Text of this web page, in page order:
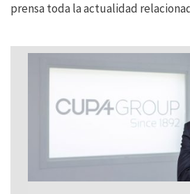
prensa toda la actualidad